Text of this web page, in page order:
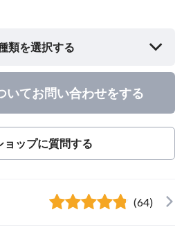
類を選択する
いてお問い合わせをする
ョップに質問する
(64)